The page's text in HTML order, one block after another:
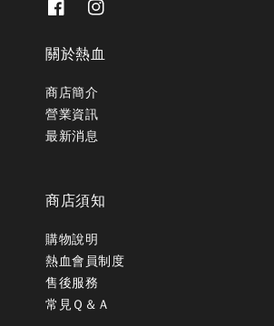
關於熱血
商店簡介
營業資訊
最新消息
商店須知
購物說明
熱血會員制度
售後服務
常見Ｑ＆Ａ